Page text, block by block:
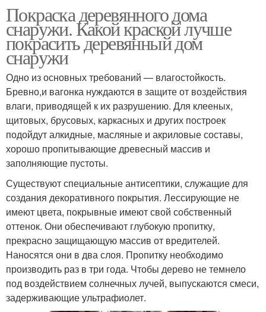
Покраска деревянного дома
снаружи. Какой краской лучше
покрасить деревянный дом
снаружи
Одно из основных требований — влагостойкость.
Бревно,и вагонка нуждаются в защите от воздействия
влаги, приводящей к их разрушению. Для клееных,
щитовых, брусовых, каркасных и других построек
подойдут алкидные, масляные и акриловые составы,
хорошо пропитывающие древесный массив и
заполняющие пустоты.
Существуют специальные антисептики, служащие для
создания декоративного покрытия. Лессирующие не
имеют цвета, покрывные имеют свой собственный
оттенок. Они обеспечивают глубокую пропитку,
прекрасно защищающую массив от вредителей.
Наносятся они в два слоя. Пропитку необходимо
производить раз в три года. Чтобы дерево не темнело
под воздействием солнечных лучей, выпускаются смеси,
задерживающие ультрафиолет.